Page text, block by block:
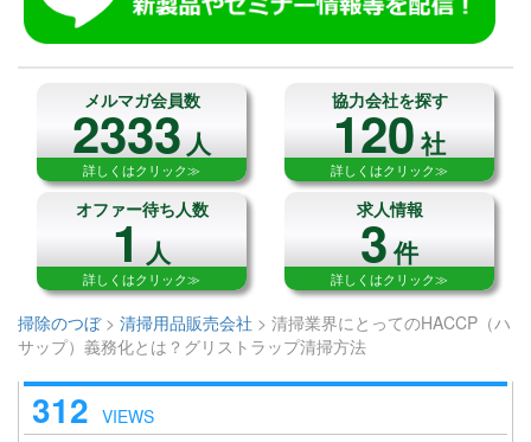
メルマガ会員数
2333人
詳しくはクリック≫
協力会社を探す
120社
詳しくはクリック≫
オファー待ち人数
1人
詳しくはクリック≫
求人情報
3件
詳しくはクリック≫
掃除のつぼ> 清掃用品販売会社 > 清掃業界にとってのHACCP（ハ
サップ）義務化とは？グリストラップ清掃方法
312 VIEWS